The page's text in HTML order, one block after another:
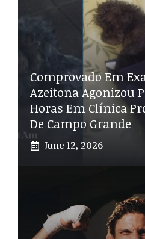
Comprovado Em
Azeitona Agonizou
Horas Em Clínica
De Campo Grande
June 12, 2026